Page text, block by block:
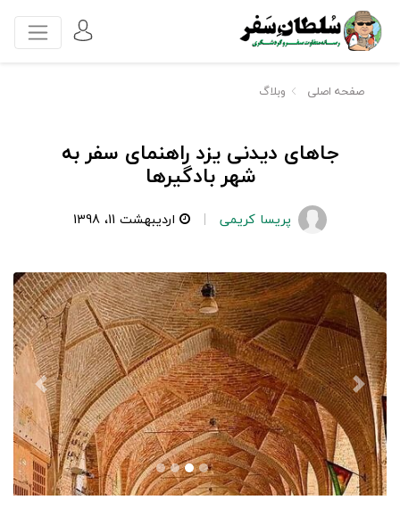
صفحه اصلی وبلاگ
جاهای دیدنی یزد راهنمای سفر به
شهر بادگیرها
پریسا کریمی اردیبهشت 11، 1398